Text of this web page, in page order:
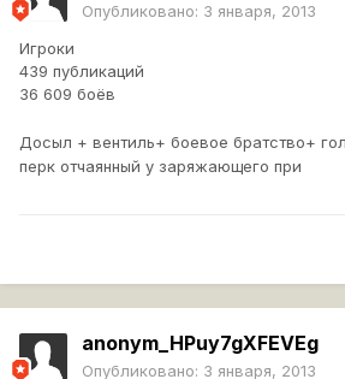
Опубликовано: 3 января, 2013
Игроки
439 публикаций
36 609 боёв
Досыл + вентиль+ боевое братство+
перк отчаянный у заряжающего при
anonym_HPuy7gXFEVEg
Опубликовано: 3 января, 2013